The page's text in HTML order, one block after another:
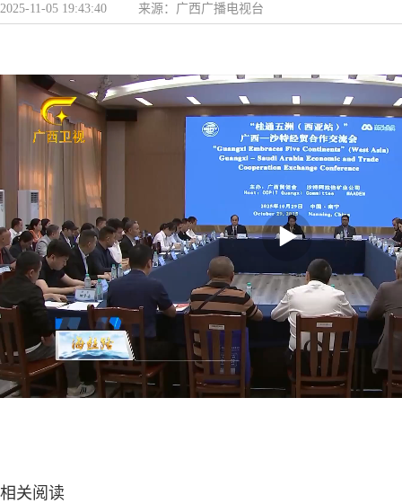
2025-11-05 19:43:40 来源： 广西广播电视台
相关阅读